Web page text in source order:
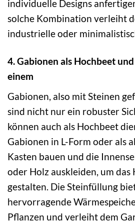
individuelle Designs
solche Kombination verleiht
industrielle oder
4. Gabionen als Hochbeet
einem
Gabionen, also mit Steinen
sind nicht nur ein robuster
können auch als Hochbeet
Gabionen in L-Form oder als
Kasten bauen und die
oder Holz auskleiden, um das
gestalten. Die Steinfüllung
hervorragende
Pflanzen und verleiht dem